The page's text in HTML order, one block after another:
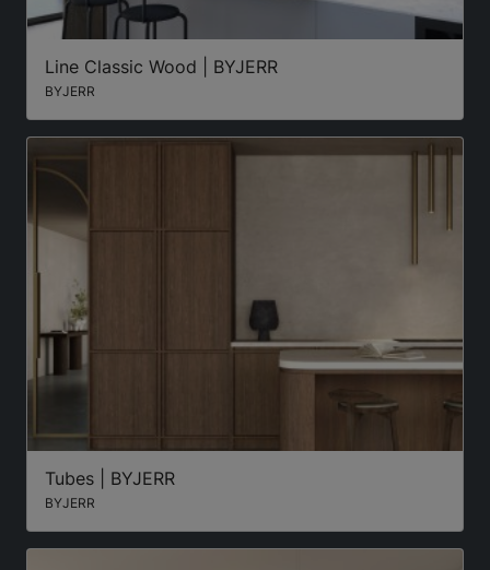
Line Classic Wood | BYJERR
BYJERR
Tubes | BYJERR
BYJERR